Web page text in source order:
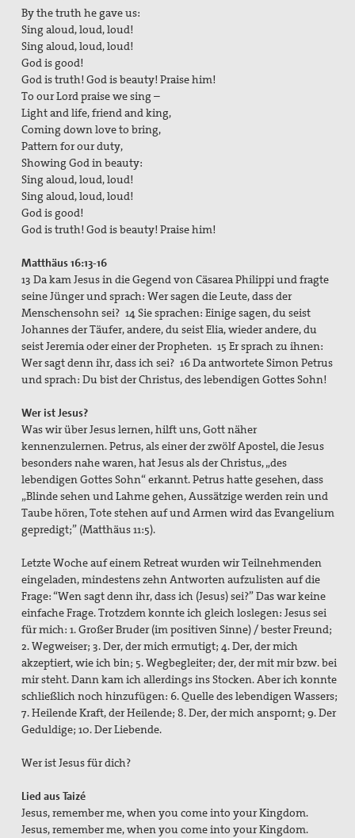
By the truth he gave us:
Sing aloud, loud, loud!
Sing aloud, loud, loud!
God is good!
God is truth! God is beauty! Praise him!
To our Lord praise we sing –
Light and life, friend and king,
Coming down love to bring,
Pattern for our duty,
Showing God in beauty:
Sing aloud, loud, loud!
Sing aloud, loud, loud!
God is good!
God is truth! God is beauty! Praise him!
Matthäus 16:13-16
13 Da kam Jesus in die Gegend von Cäsarea Philippi und fragte
seine Jünger und sprach: Wer sagen die Leute, dass der
Menschensohn sei? 14 Sie sprachen: Einige sagen, du seist
Johannes der Täufer, andere, du seist Elia, wieder andere, du
seist Jeremia oder einer der Propheten. 15 Er sprach zu ihnen:
Wer sagt denn ihr, dass ich sei? 16 Da antwortete Simon Petrus
und sprach: Du bist der Christus, des lebendigen Gottes Sohn!
Wer ist Jesus?
Was wir über Jesus lernen, hilft uns, Gott näher
kennenzulernen. Petrus, als einer der zwölf Apostel, die Jesus
besonders nahe waren, hat Jesus als der Christus, „des
lebendigen Gottes Sohn“ erkannt. Petrus hatte gesehen, dass
„Blinde sehen und Lahme gehen, Aussätzige werden rein und
Taube hören, Tote stehen auf und Armen wird das Evangelium
gepredigt;” (Matthäus 11:5).
Letzte Woche auf einem Retreat wurden wir Teilnehmenden
eingeladen, mindestens zehn Antworten aufzulisten auf die
Frage: “Wen sagt denn ihr, dass ich (Jesus) sei?” Das war keine
einfache Frage. Trotzdem konnte ich gleich loslegen: Jesus sei
für mich: 1. Großer Bruder (im positiven Sinne) / bester Freund;
2. Wegweiser; 3. Der, der mich ermutigt; 4. Der, der mich
akzeptiert, wie ich bin; 5. Wegbegleiter; der, der mit mir bzw. bei
mir steht. Dann kam ich allerdings ins Stocken. Aber ich konnte
schließlich noch hinzufügen: 6. Quelle des lebendigen Wassers;
7. Heilende Kraft, der Heilende; 8. Der, der mich anspornt; 9. Der
Geduldige; 10. Der Liebende.
Wer ist Jesus für dich?
Lied aus Taizé
Jesus, remember me, when you come into your Kingdom.
Jesus, remember me, when you come into your Kingdom.